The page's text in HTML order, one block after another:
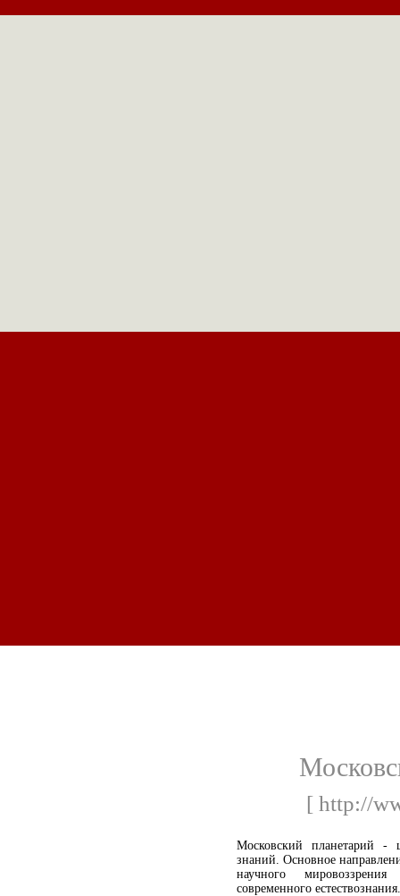
[ http://
Московский планетарий -
знаний. Основное
научного
современного естествознания.